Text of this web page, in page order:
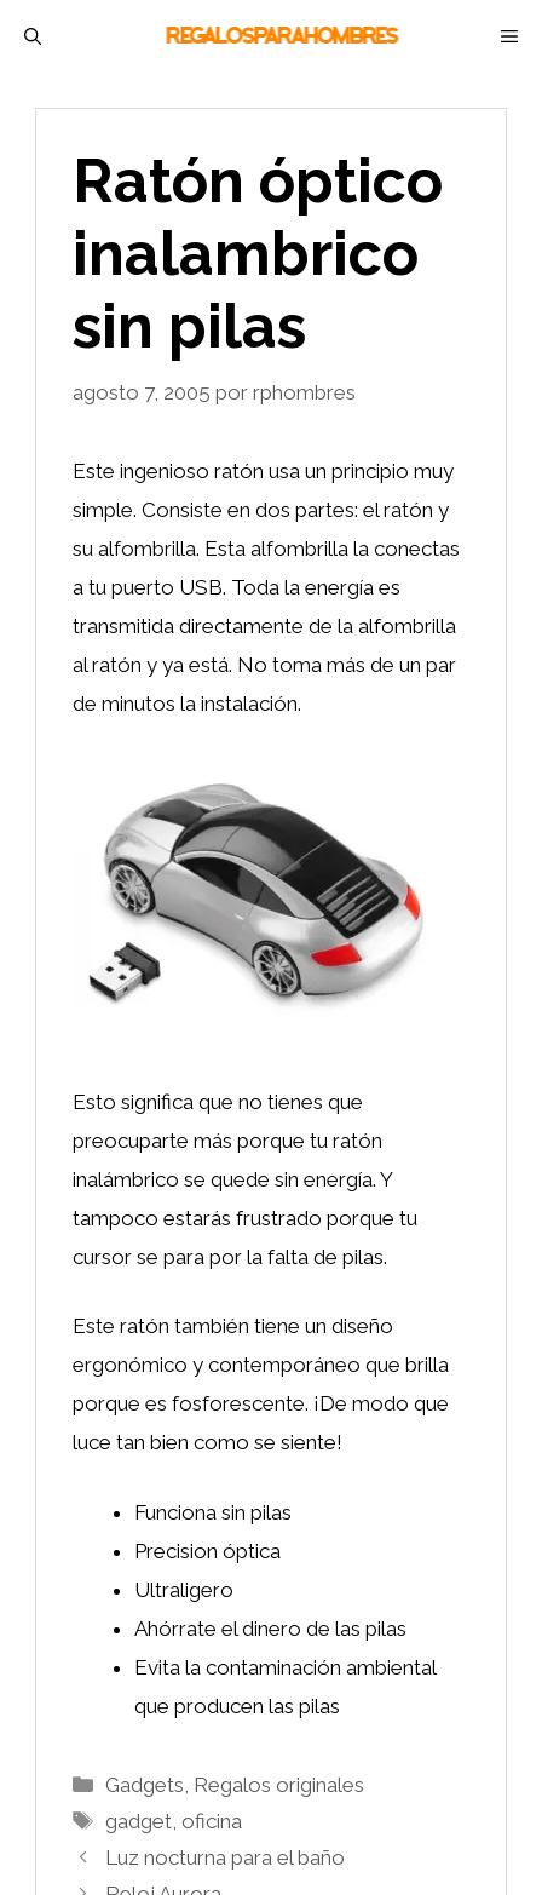
Ratón óptico
inalambrico
sin pilas
agosto 7, 2005 por rphombres
Este ingenioso ratón usa un principio muy
simple. Consiste en dos partes: el ratón y
su alfombrilla. Esta alfombrilla la conectas
a tu puerto USB. Toda la energía es
transmitida directamente de la alfombrilla
al ratón y ya está. No toma más de un par
de minutos la instalación.
Esto significa que no tienes que
preocuparte más porque tu ratón
inalámbrico se quede sin energía. Y
tampoco estarás frustrado porque tu
cursor se para por la falta de pilas.
Este ratón también tiene un diseño
ergonómico y contemporáneo que brilla
porque es fosforescente. ¡De modo que
luce tan bien como se siente!
Funciona sin pilas
Precision óptica
Ultraligero
Ahórrate el dinero de las pilas
Evita la contaminación ambiental
que producen las pilas
Categorías
Gadgets Regalos originales
Etiquetas
gadget ,oficina
Luz nocturna para el baño